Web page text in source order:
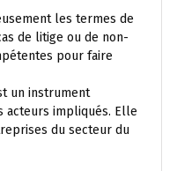
les termes de
de litige ou de non-
pour faire
un instrument
acteurs impliqués. Elle
du secteur du